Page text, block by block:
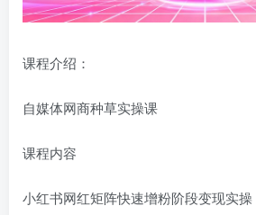
课程介绍：
自媒体网商种草实操课
课程内容
小红书网红矩阵快速增粉阶段变现实操